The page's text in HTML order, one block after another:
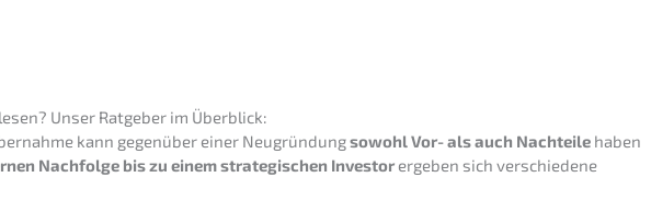
Unser Ratge­ber im Überblick:
kann gegen­über einer Neugrün­dungsowohl Vor- als auch Nachtei­le haben
Nachfol­ge bis zu einem strate­gi­schen Inves­tor ergeben sich verschie­de­ne